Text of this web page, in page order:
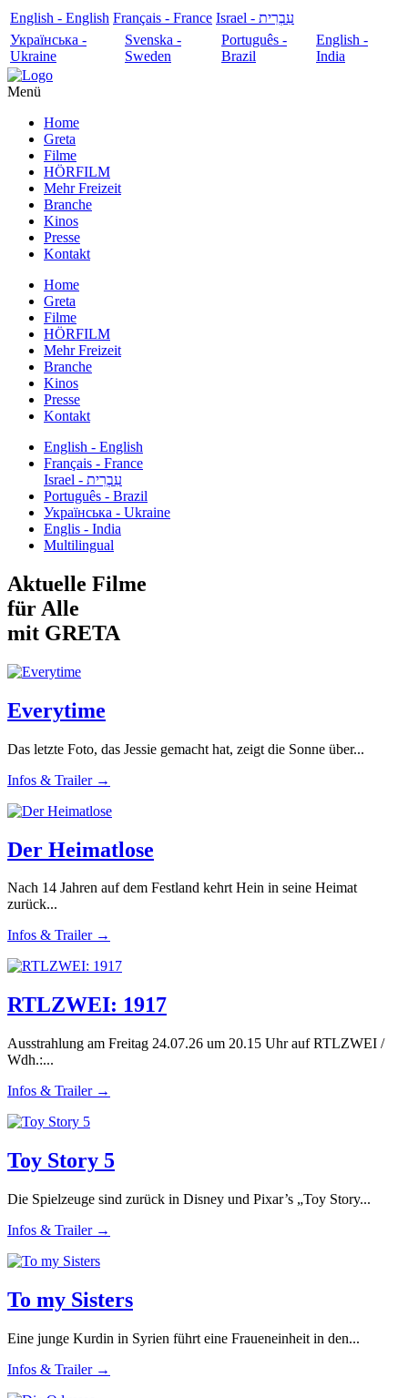
English - English Français - France
עִבְרִית - Israel
Українська -
Ukraine
Svenska -
Sweden
Português -
Brazil
English -
India
Menü
Home
Greta
Filme
HÖRFILM
Mehr Freizeit
Branche
Kinos
Presse
Kontakt
Home
Greta
Filme
HÖRFILM
Mehr Freizeit
Branche
Kinos
Presse
Kontakt
English - English
Français - France
עִבְרִית - Israel
Português - Brazil
Українська - Ukraine
Englis - India
Multilingual
Aktuelle Filme
für Alle
mit GRETA
Everytime
Das letzte Foto, das Jessie gemacht hat, zeigt die Sonne über...
Infos & Trailer →
Der Heimatlose
Nach 14 Jahren auf dem Festland kehrt Hein in seine Heimat
zurück...
Infos & Trailer →
RTLZWEI: 1917
Ausstrahlung am Freitag 24.07.26 um 20.15 Uhr auf RTLZWEI /
Wdh.:...
Infos & Trailer →
Toy Story 5
Die Spielzeuge sind zurück in Disney und Pixar’s „Toy Story...
Infos & Trailer →
To my Sisters
Eine junge Kurdin in Syrien führt eine Fraueneinheit in den...
Infos & Trailer →